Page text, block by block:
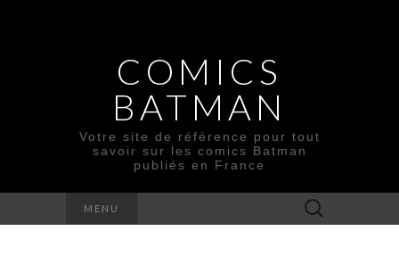
COMICS
BATMAN
Votre site de référence pour tout
savoir sur les comics Batman
publiés en France
MENU Rechercher :